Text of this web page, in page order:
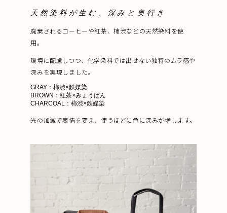
天然染料が生む、深みと奥行き
廃棄されるコーヒーや紅茶、柿渋などの天然染料を使
用。
環境に配慮しつつ、化学染料では出せない独特のムラ感や
深みを実現しました。
GRAY：柿渋×鉄媒染
BROWN：紅茶×みょうばん
CHARCOAL：柿渋×鉄媒染
光の加減で表情を変え、使うほどに色に深みが増します。